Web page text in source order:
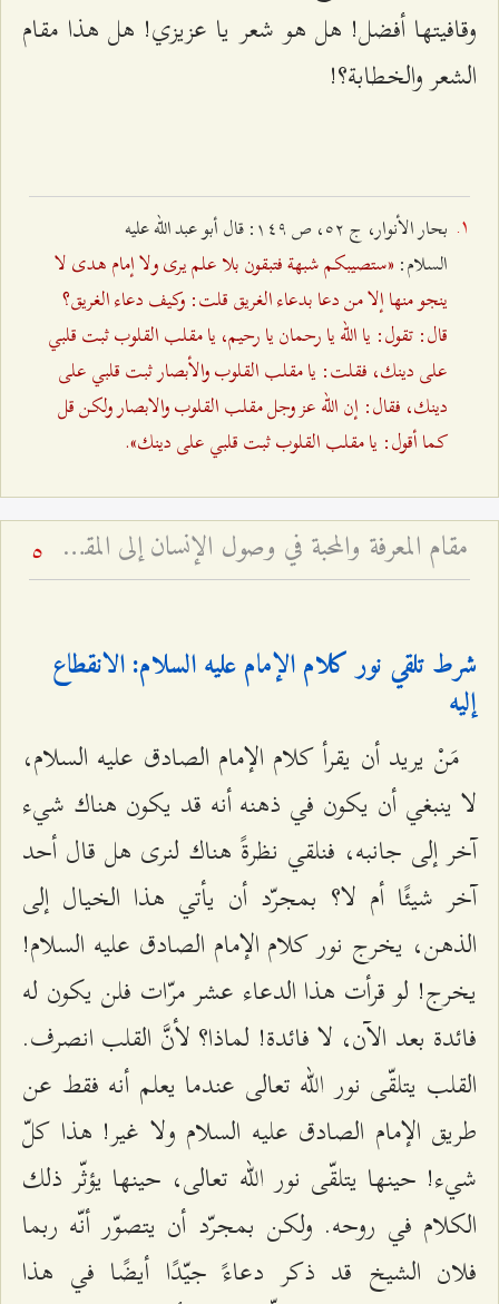
وقافيتها أفضل! هل هو شعر يا عزيزي! هل هذا مقام
الشعر والخطابة؟!
بحار الأنوار، ج ٥٢، ص ١٤٩: قال أبو عبد الله عليه
السلام: «ستصيبكم شبهة فتبقون بلا علم يرى ولا إمام هدى لا
ينجو منها إلا من دعا بدعاء الغريق قلت: وكيف دعاء الغريق؟
قال: تقول: يا الله يا رحمان يا رحيم، يا مقلب القلوب ثبت قلبي
على دينك، فقلت: يا مقلب القلوب والأبصار ثبت قلبي على
دينك، فقال: إن الله عز وجل مقلب القلوب والابصار ولكن قل
كما أقول: يا مقلب القلوب ثبت قلبي على دينك».
مقام المعرفة والمحبة في وصول الإنسان إلى المقصد - لماذا الحب شفيع الإنسان إلى الله لا العبادة؟ 5
شرط تلقي نور كلام الإمام عليه السلام: الانقطاع
إليه
مَنْ يريد أن يقرأ كلام الإمام الصادق عليه السلام،
لا ينبغي أن يكون في ذهنه أنه قد يكون هناك شيء
آخر إلى جانبه، فنلقي نظرةً هناك لنرى هل قال أحد
آخر شيئًا أم لا؟ بمجرّد أن يأتي هذا الخيال إلى
الذهن، يخرج نور كلام الإمام الصادق عليه السلام!
يخرج! لو قرأت هذا الدعاء عشر مرّات فلن يكون له
فائدة بعد الآن، لا فائدة! لماذا؟ لأنَّ القلب انصرف.
القلب يتلقّى نور الله تعالى عندما يعلم أنه فقط عن
طريق الإمام الصادق عليه السلام ولا غير! هذا كلّ
شيء! حينها يتلقّى نور الله تعالى، حينها يؤثّر ذلك
الكلام في روحه. ولكن بمجرّد أن يتصوّر أنّه ربما
فلان الشيخ قد ذكر دعاءً جيّدًا أيضًا في هذا